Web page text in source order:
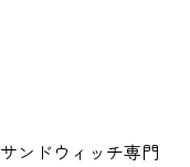
ンドウィッチ専門